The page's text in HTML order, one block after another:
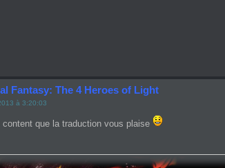
Fantasy: The 4 Heroes of Light
à 3:20:03
content que la traduction vous plaise